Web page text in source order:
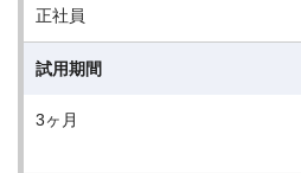
正社員
試用期間
3ヶ月